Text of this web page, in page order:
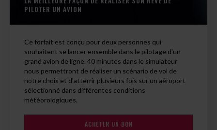
PILOTER UN AVION
Ce forfait est conçu pour deux personnes qui
souhaitent se lancer ensemble dans le pilotage d'un
grand avion de ligne. 40 minutes dans le simulateur
nous permettront de réaliser un scénario de vol de
notre choix et d'atterrir plusieurs fois sur un aéroport
sélectionné dans différentes conditions
météorologiques.
ACHETER UN BON